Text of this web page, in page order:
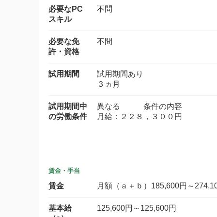
必要なPC
スキル
不問
必要な免
許・資格
不問
試用期間
試用期間あり
３ヵ月
試用期間中
の労働条件
異なる 条件の内容
月給：２２８，３００円
賃金・手当
賃金 月額（ａ＋ｂ）185,600円～
基本給
125,600円～125,600円